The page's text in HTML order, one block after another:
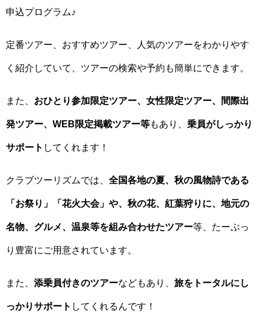
申込プログラム♪
定番ツアー、おすすめツアー、人気のツアーをわかりやす
く紹介していて、ツアーの検索や予約も簡単にできます。
また、 おひとり参加限定ツアー、女性限定ツアー、間際出
発ツアー、WEB限定掲載ツアー等もあり、 乗員がしっかり
サポート してくれます！
クラブツーリズムでは、 全国各地の夏、秋の風物詩である
「お祭り」「花火大会」や、秋の花、紅葉狩りに、地元の
名物、グルメ、温泉等を組み合わせたツアー等、たーぷっ
り豊富にご用意されています。
また、 添乗員付きのツアーなどもあり、 旅をトータルにし
っかりサポート してくれるんです！